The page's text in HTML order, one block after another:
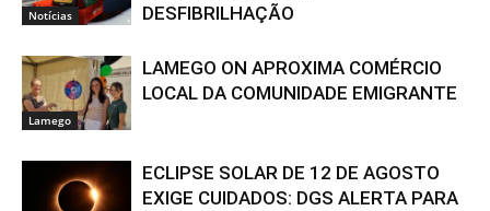
Notícias
DESFIBRILHAÇÃO
Lamego
LAMEGO ON APROXIMA COMÉRCIO
LOCAL DA COMUNIDADE EMIGRANTE
ECLIPSE SOLAR DE 12 DE AGOSTO
EXIGE CUIDADOS: DGS ALERTA PARA